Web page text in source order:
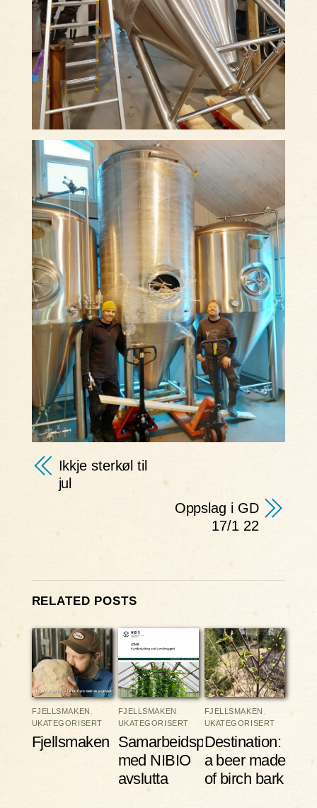
Ikkje sterkøl til
jul
Oppslag i GD
17/1 22
RELATED POSTS
FJELLSMAKEN
UKATEGORISERT
Fjellsmaken
FJELLSMAKEN
UKATEGORISERT
Samarbeidsprosjektet
med NIBIO
avslutta
FJELLSMAKEN
UKATEGORISERT
Destination:
a beer made
of birch bark